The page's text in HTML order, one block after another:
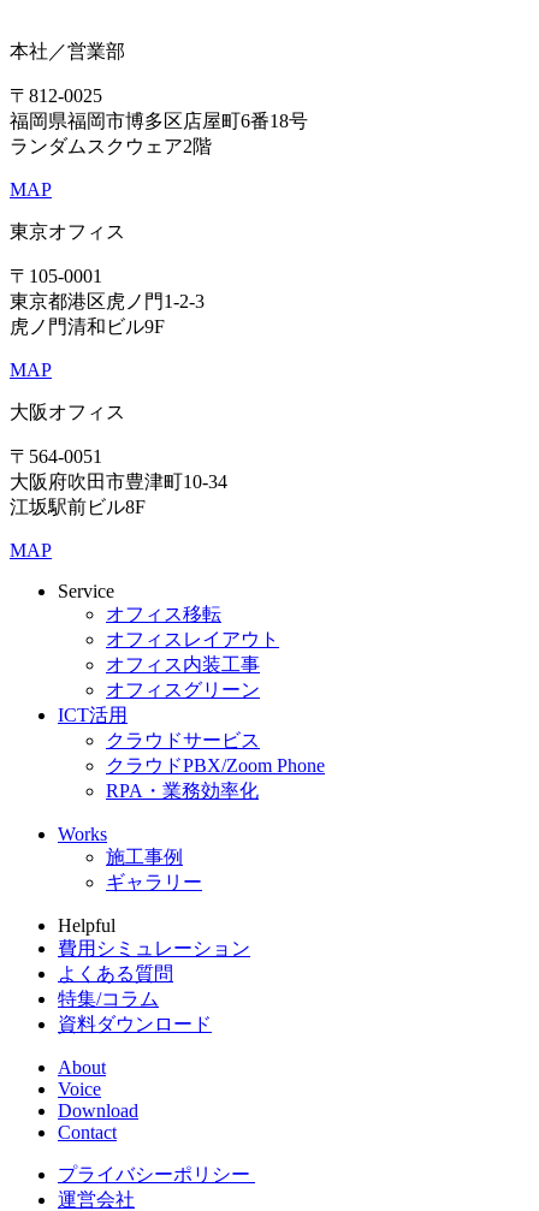
本社／営業部
〒812-0025
福岡県福岡市博多区店屋町6番18号
ランダムスクウェア2階
MAP
東京オフィス
〒105-0001
東京都港区虎ノ門1-2-3
虎ノ門清和ビル9F
MAP
大阪オフィス
〒564-0051
大阪府吹田市豊津町10-34
江坂駅前ビル8F
MAP
Service
オフィス移転
オフィスレイアウト
オフィス内装工事
オフィスグリーン
ICT活用
クラウドサービス
クラウドPBX/Zoom Phone
RPA・業務効率化
Works
施工事例
ギャラリー
Helpful
費用シミュレーション
よくある質問
特集/コラム
資料ダウンロード
About
Voice
Download
Contact
プライバシーポリシー
運営会社